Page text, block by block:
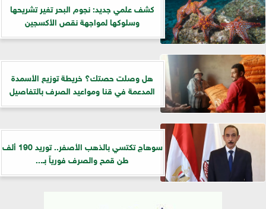
كشف علمي جديد: نجوم البحر تغير تشريحها
وسلوكها لمواجهة نقص الأكسجين
هل وصلت حصتك؟ خريطة توزيع الأسمدة
المدعمة في قنا ومواعيد الصرف بالتفاصيل
سوهاج تكتسي بالذهب الأصفر.. توريد 190 ألف
طن قمح والصرف فورياً بـ...